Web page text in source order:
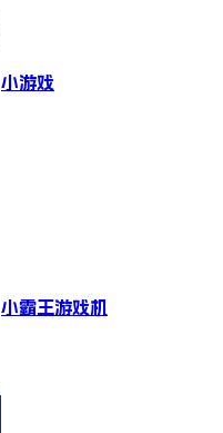
小游戏
小霸王游戏机